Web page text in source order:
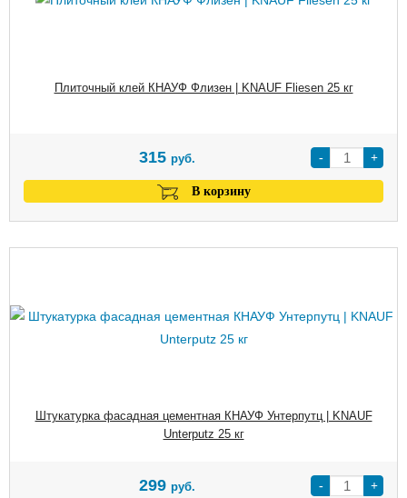
Плиточный клей КНАУФ Флизен | KNAUF Fliesen 25 кг
- +
315 руб.
В корзину
Штукатурка фасадная цементная КНАУФ Унтерпутц | KNAUF
Unterputz 25 кг
- +
299 руб.